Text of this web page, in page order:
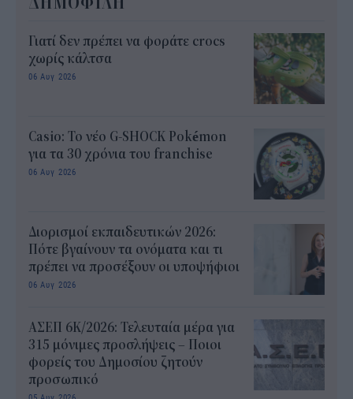
Γιατί δεν πρέπει να φοράτε crocs
χωρίς κάλτσα
06 Αυγ 2026
Casio: Το νέο G-SHOCK Pokémon
για τα 30 χρόνια του franchise
06 Αυγ 2026
Διορισμοί εκπαιδευτικών 2026:
Πότε βγαίνουν τα ονόματα και τι
πρέπει να προσέξουν οι υποψήφιοι
06 Αυγ 2026
ΑΣΕΠ 6Κ/2026: Τελευταία μέρα για
315 μόνιμες προσλήψεις – Ποιοι
φορείς του Δημοσίου ζητούν
προσωπικό
05 Αυγ 2026